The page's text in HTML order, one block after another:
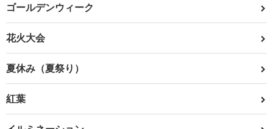
ゴールデンウィーク
花火大会
夏休み（夏祭り）
紅葉